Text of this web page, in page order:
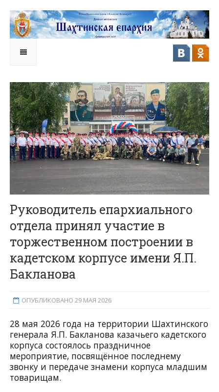
Руководитель епархиального
отдела принял участие в
торжественном построении в
кадетском корпусе имени Я.П.
Бакланова
ОПУБЛИКОВАНО 29 МАЯ 2026
28 мая 2026 года на территории Шахтинского
генерала Я.П. Бакланова казачьего кадетского
корпуса состоялось праздничное
мероприятие, посвящённое последнему
звонку и передаче знамени корпуса младшим
товарищам.